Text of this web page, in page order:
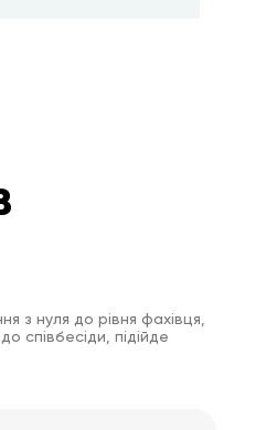
з нуля до рівня фахівця,
співбесіди, підійде